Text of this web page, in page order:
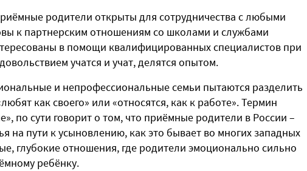
родители открыты для сотрудничества с любыми
к партнерским отношениям со школами и службами
в помощи квалифицированных специалистов при
учатся и учат, делятся опытом.
и непрофессиональные семьи пытаются разделить
как своего» или «относятся, как к работе». Термин
по сути говорит о том, что приёмные родители в России –
на пути к усыновлению, как это бывает во многих западных
глубокие отношения, где родители эмоционально сильно
ребёнку.